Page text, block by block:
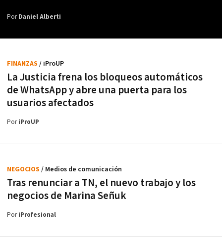
PorDaniel Alberti
La Justicia frena los bloqueos automáticos
de WhatsApp y abre una puerta para los
usuarios afectados
FINANZAS / iProUP
PoriProUP
Tras renunciar a TN, el nuevo trabajo y los
negocios de Marina Señuk
NEGOCIOS / Medios de comunicación
PoriProfesional